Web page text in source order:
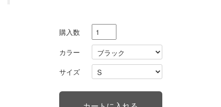
購入数
カラー
サイズ